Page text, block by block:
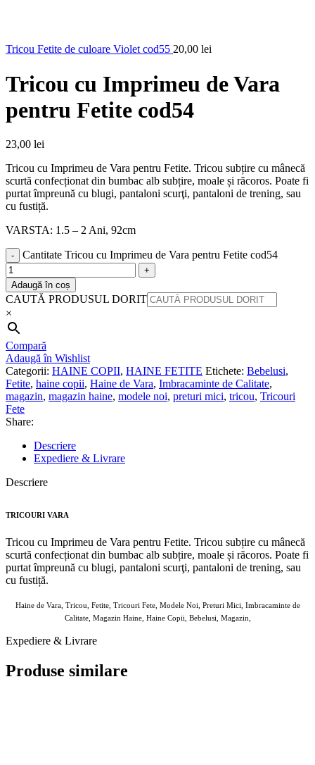
Tricou Fetite de culoare Violet cod55 20,00 lei
Tricou cu Imprimeu de Vara
pentru Fetite cod54
23,00 lei
Tricou cu Imprimeu de Vara pentru Fetite. Tricou subțire cu mânecă
scurtă confecționat din bumbac alb subțire, moale și răcoros. Poate fi
purtat împreună cu blugi, pantaloni scurţi, pantaloni de trening, sau
cu fustiță.
VARSTA: 1.5 – 2 Ani, 92cm
Cantitate Tricou cu Imprimeu de Vara pentru Fetite cod54
Adaugă în coș
CAUTĂ PRODUSUL DORIT
×
Compară
Adaugă în Wishlist
Categorii: HAINE COPII, HAINE FETITE Etichete: Bebelusi,
Fetite, haine copii, Haine de Vara, Imbracaminte de Calitate,
magazin, magazin haine, modele noi, preturi mici, tricou, Tricouri
Fete
Share:
Descriere
Expediere & Livrare
Descriere
TRICOURI VARA
Tricou cu Imprimeu de Vara pentru Fetite. Tricou subțire cu mânecă
scurtă confecționat din bumbac alb subțire, moale și răcoros. Poate fi
purtat împreună cu blugi, pantaloni scurţi, pantaloni de trening, sau
cu fustiță.
Haine de Vara, Tricou, Fetite, Tricouri Fete, Modele Noi, Preturi Mici, Imbracaminte de
Calitate, Magazin Haine, Haine Copii, Bebelusi, Magazin,
Expediere & Livrare
Produse similare